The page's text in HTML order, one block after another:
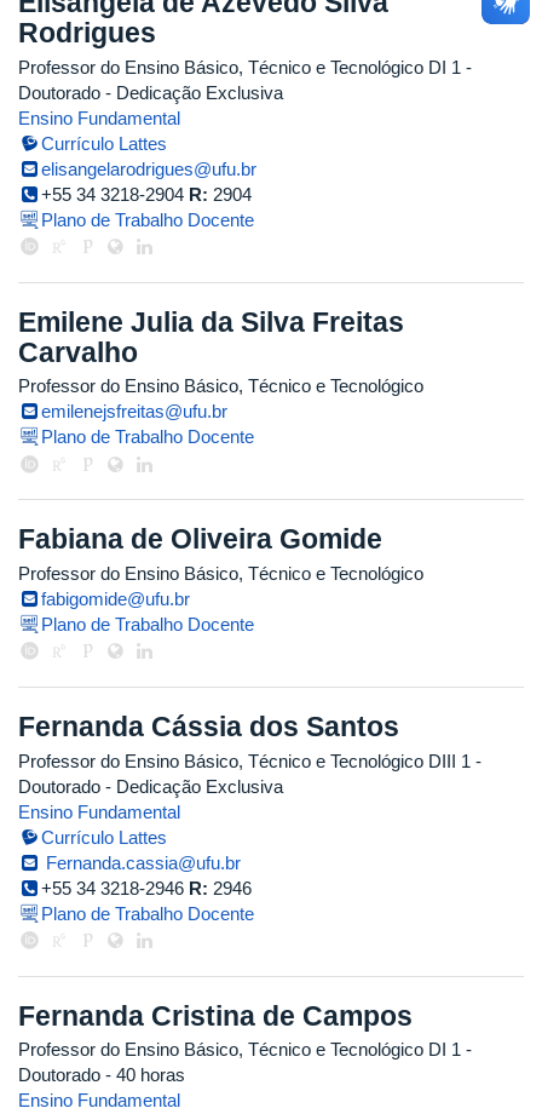
Rodrigues
Professor do Ensino Básico, Técnico e Tecnológico DI 1 -
Doutorado - Dedicação Exclusiva
Ensino Fundamental
Currículo Lattes
elisangelarodrigues@ufu.br
+55 34 3218-2904 R: 2904
Plano de Trabalho Docente
Emilene Julia da Silva Freitas
Carvalho
Professor do Ensino Básico, Técnico e Tecnológico
emilenejsfreitas@ufu.br
Plano de Trabalho Docente
Fabiana de Oliveira Gomide
Professor do Ensino Básico, Técnico e Tecnológico
fabigomide@ufu.br
Plano de Trabalho Docente
Fernanda Cássia dos Santos
Professor do Ensino Básico, Técnico e Tecnológico DIII 1 -
Doutorado - Dedicação Exclusiva
Ensino Fundamental
Currículo Lattes
Fernanda.cassia@ufu.br
+55 34 3218-2946 R: 2946
Plano de Trabalho Docente
Fernanda Cristina de Campos
Professor do Ensino Básico, Técnico e Tecnológico DI 1 -
Doutorado - 40 horas
Ensino Fundamental